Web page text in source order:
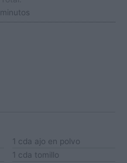
minutos
minutos
1 cda ajo en polvo
1 cda tomillo